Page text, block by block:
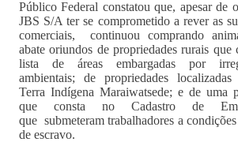
Público Federal constatou que, apesar de
JBS S/A ter se comprometido a rever as
comerciais, continuou comprando
abate oriundos de propriedades rurais que
lista de áreas embargadas por
ambientais; de propriedades
Terra Indígena Maraiwatsede; e de uma
que consta no Cadastro de
que submeteram trabalhadores a condições
de escravo.